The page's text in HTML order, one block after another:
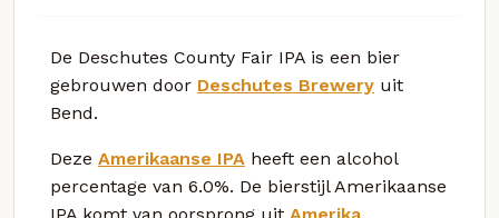
De Deschutes County Fair IPA is een bier
gebrouwen door Deschutes Brewery uit
Bend.
Deze Amerikaanse IPA heeft een alcohol
percentage van 6.0%. De bierstijl Amerikaanse
IPA komt van oorsprong uit Amerika.